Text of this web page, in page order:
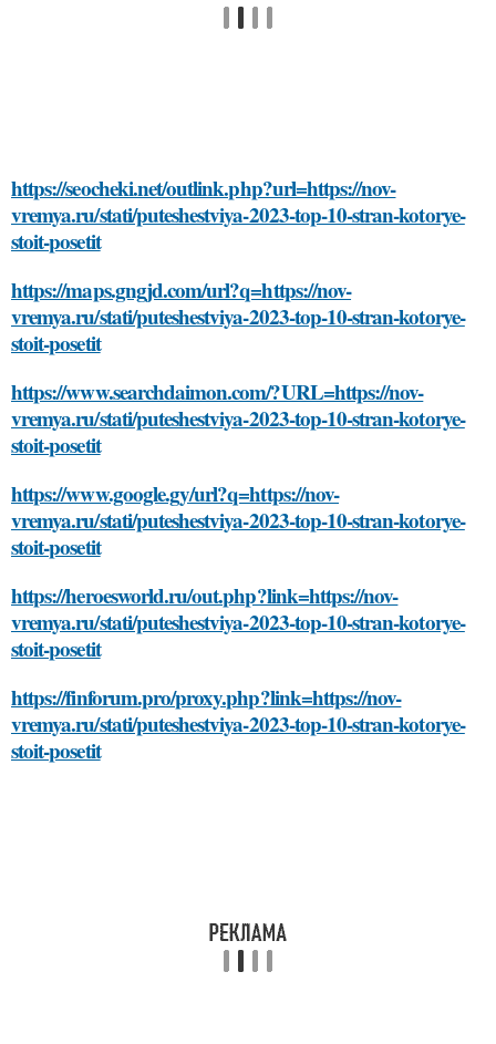
https://seocheki.net/outlink.php?url=https://nov-
vremya.ru/stati/puteshestviya-2023-top-10-stran-kotorye-
stoit-posetit
https://maps.gngjd.com/url?q=https://nov-
vremya.ru/stati/puteshestviya-2023-top-10-stran-kotorye-
stoit-posetit
https://www.searchdaimon.com/?URL=https://nov-
vremya.ru/stati/puteshestviya-2023-top-10-stran-kotorye-
stoit-posetit
https://www.google.gy/url?q=https://nov-
vremya.ru/stati/puteshestviya-2023-top-10-stran-kotorye-
stoit-posetit
https://heroesworld.ru/out.php?link=https://nov-
vremya.ru/stati/puteshestviya-2023-top-10-stran-kotorye-
stoit-posetit
https://finforum.pro/proxy.php?link=https://nov-
vremya.ru/stati/puteshestviya-2023-top-10-stran-kotorye-
stoit-posetit